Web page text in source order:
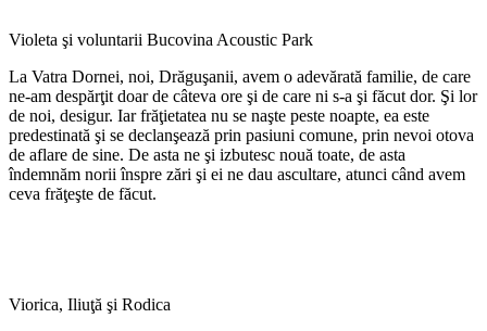
Violeta şi voluntarii Bucovina Acoustic Park
La Vatra Dornei, noi, Drăguşanii, avem o adevărată familie, de care
ne-am despărţit doar de câteva ore şi de care ni s-a şi făcut dor. Şi lor
de noi, desigur. Iar frăţietatea nu se naşte peste noapte, ea este
predestinată şi se declanşează prin pasiuni comune, prin nevoi otova
de aflare de sine. De asta ne şi izbutesc nouă toate, de asta
îndemnăm norii înspre zări şi ei ne dau ascultare, atunci când avem
ceva frăţeşte de făcut.
Viorica, Iliuţă şi Rodica